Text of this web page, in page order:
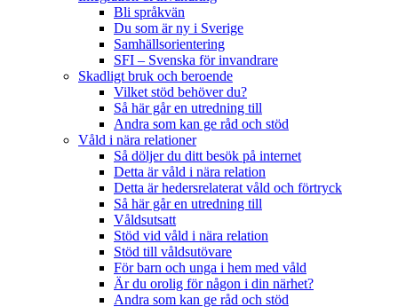
Bli språkvän
Du som är ny i Sverige
Samhällsorientering
SFI – Svenska för invandrare
Skadligt bruk och beroende
Vilket stöd behöver du?
Så här går en utredning till
Andra som kan ge råd och stöd
Våld i nära relationer
Så döljer du ditt besök på internet
Detta är våld i nära relation
Detta är hedersrelaterat våld och förtryck
Så här går en utredning till
Våldsutsatt
Stöd vid våld i nära relation
Stöd till våldsutövare
För barn och unga i hem med våld
Är du orolig för någon i din närhet?
Andra som kan ge råd och stöd